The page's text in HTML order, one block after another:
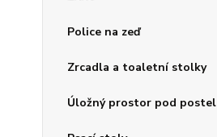
Police na zeď
Zrcadla a toaletní stolky
Úložný prostor pod postel